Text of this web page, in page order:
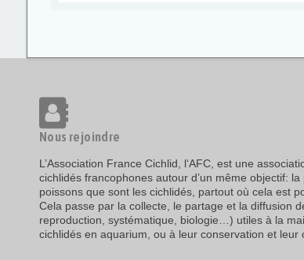
Nous rejoindre
L’Association France Cichlid, l‘AFC, est une
cichlidés francophones autour d’un même objectif:
poissons que sont les cichlidés, partout où cela est
Cela passe par la collecte, le partage et la diffusion
reproduction, systématique, biologie…) utiles à la
cichlidés en aquarium, ou à leur conservation et leur